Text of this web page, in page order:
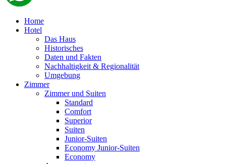
Home
Hotel
Das Haus
Historisches
Daten und Fakten
Nachhaltigkeit & Regionalität
Umgebung
Zimmer
Zimmer und Suiten
Standard
Comfort
Superior
Suiten
Junior-Suiten
Economy Junior-Suiten
Economy